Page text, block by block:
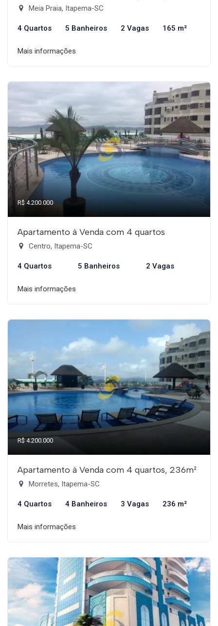
Meia Praia, Itapema-SC
4 Quartos 5 Banheiros 2 Vagas 165 m²
Mais informações
R$ 4.200.000
Apartamento à Venda com 4 quartos
Centro, Itapema-SC
4 Quartos 5 Banheiros 2 Vagas
Mais informações
R$ 4.200.000
Apartamento à Venda com 4 quartos, 236m²
Morretes, Itapema-SC
4 Quartos 4 Banheiros 3 Vagas 236 m²
Mais informações